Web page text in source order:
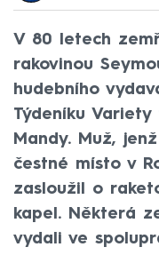
V 80 letech
rakovinou
hudebního
Týdeníku
Mandy. Muž,
čestné místo v
zasloužil o
kapel. Některá
vydali ve